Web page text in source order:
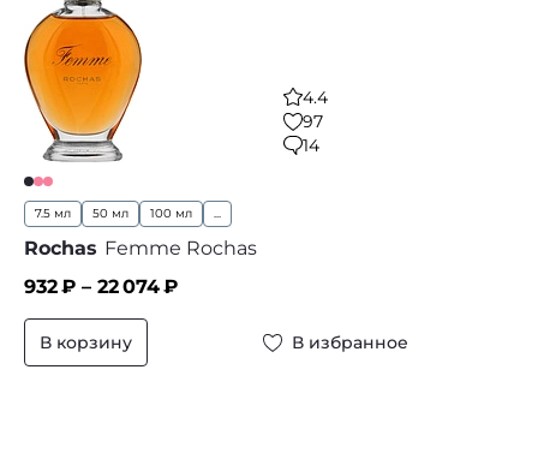
4.4
97
14
7.5 мл 50 мл 100 мл ...
Rochas Femme Rochas
932₽ – 22 074₽
В корзину В избранное